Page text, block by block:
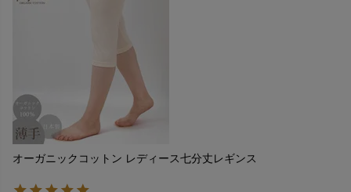
オーガニックコットン レディース七分丈レギンス